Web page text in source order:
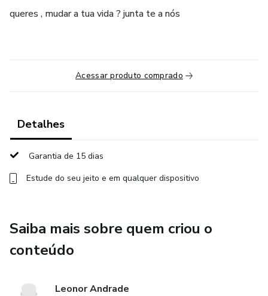
queres , mudar a tua vida ? junta te a nós
Acessar produto comprado
Detalhes
Garantia de 15 dias
Estude do seu jeito e em qualquer dispositivo
Saiba mais sobre quem criou o
conteúdo
Leonor Andrade